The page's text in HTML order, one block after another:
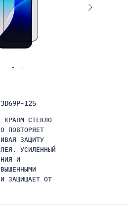
КРАЯМ СТЕКЛО
ПОВТОРЯЕТ
ЗАЩИТУ
УСИЛЕННЫЙ
И
ЗАЩИЩАЕТ ОТ
I25